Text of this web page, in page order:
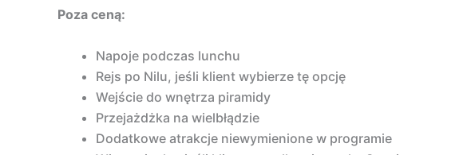
Poza ceną:
Napoje podczas lunchu
Rejs po Nilu, jeśli klient wybierze tę opcję
Wejście do wnętrza piramidy
Przejażdżka na wielbłądzie
Dodatkowe atrakcje niewymienione w programie